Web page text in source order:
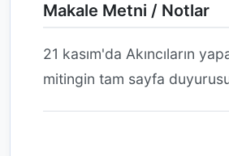
Makale Metni / Notlar
21 kasım'da Akıncıların
mitingin tam sayfa duyurusu